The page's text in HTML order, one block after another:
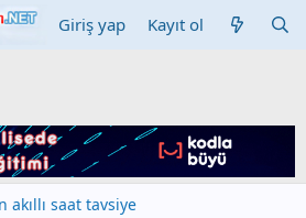
Giriş yap Kayıt ol
saat tavsiye